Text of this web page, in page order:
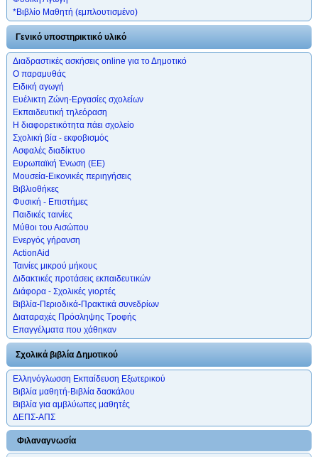
*Βιβλίο Μαθητή (εμπλουτισμένο)
Γενικό υποστηρικτικό υλικό
Διαδραστικές ασκήσεις online για το Δημοτικό
Ο παραμυθάς
Ειδική αγωγή
Ευέλικτη Ζώνη-Εργασίες σχολείων
Εκπαιδευτική τηλεόραση
Η διαφορετικότητα πάει σχολείο
Σχολική βία - εκφοβισμός
Ασφαλές διαδίκτυο
Ευρωπαϊκή Ένωση (ΕΕ)
Μουσεία-Εικονικές περιηγήσεις
Βιβλιοθήκες
Φυσική - Επιστήμες
Παιδικές ταινίες
Μύθοι του Αισώπου
Ενεργός γήρανση
ActionAid
Ταινίες μικρού μήκους
Διδακτικές προτάσεις εκπαιδευτικών
Διάφορα - Σχολικές γιορτές
Βιβλία-Περιοδικά-Πρακτικά συνεδρίων
Διαταραχές Πρόσληψης Τροφής
Επαγγέλματα που χάθηκαν
Σχολικά βιβλία Δημοτικού
Ελληνόγλωσση Εκπαίδευση Εξωτερικού
Βιβλία μαθητή-Βιβλία δασκάλου
Βιβλία για αμβλύωπες μαθητές
ΔΕΠΣ-ΑΠΣ
Φιλαναγνωσία